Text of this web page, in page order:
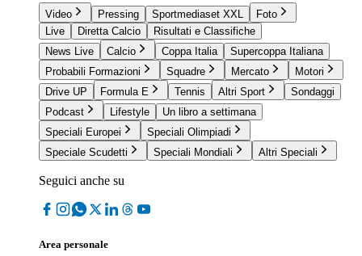
Video Pressing Sportmediaset XXL
Foto
Live
Diretta Calcio
Risultati e Classifiche
News Live
Calcio Coppa Italia
Supercoppa Italiana
Probabili Formazioni
Squadre Mercato
Motori
Drive UP
Formula E Tennis Altri Sport
Sondaggi
Podcast
Lifestyle
Un libro a settimana
Speciali Europei
Speciali Olimpiadi
Speciale Scudetti
Speciali Mondiali Altri Speciali
Seguici anche su
Area personale